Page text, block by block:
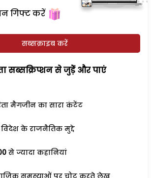
गिफ्ट करें
सब्सक्राइब करें
सब्सक्रिप्शन से जुड़ेें और पाएं
मैगजीन का सारा कंटेंट
के राजनैतिक मुद्दे
से ज्यादा कहानियां
समस्याओं पर चोट करते लेख